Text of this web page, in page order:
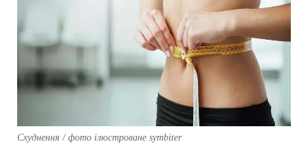
Схуднення / фото ілюстроване symbiter